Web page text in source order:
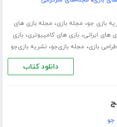
بازی جو، مجله بازی، مجله بازی های
های ایرانی،بازی های کامپیوتری،بازی
طراحی بازی، مجله بازی‌جو،نشریه بازی‌جو
دانلود کتاب
جو